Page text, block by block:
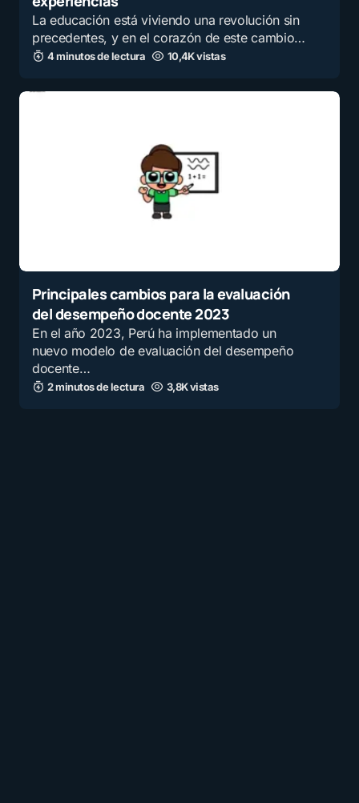
La educación está viviendo una revolución sin
precedentes, y en el corazón de este cambio…
4 minutos de lectura 10,4K vistas
Principales cambios para la evaluación
del desempeño docente 2023
En el año 2023, Perú ha implementado un
nuevo modelo de evaluación del desempeño
docente…
2 minutos de lectura 3,8K vistas